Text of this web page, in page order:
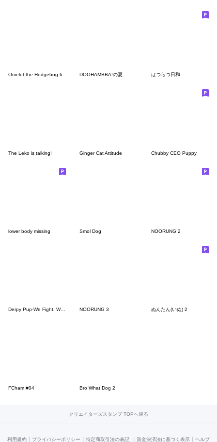
Omelet the Hedgehog 6 DOOHAMBBA!の夏 はつらつ日和
The Leko is talking! Ginger Cat Attitude Chubby CEO Puppy
lower body missing Smol Dog NOORUNG 2
Derpy Pup-We Fight, We Love NOORUNG 3 ぬんたん(いぬ) 2
FCham #04 Bro What Dog 2
クリエイターズスタンプ TOPへ戻る
利用規約 | プライバシーポリシー | 特定商取引法の表記 | 資金決済法に基づく表示 | ヘルプ